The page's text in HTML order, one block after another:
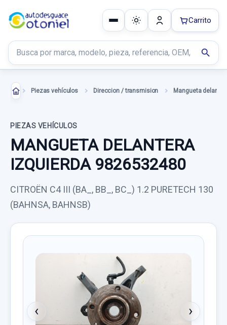
Buscar productos
search
Carrito
Piezas vehículos Direccion / transmision
PIEZAS VEHÍCULOS
MANGUETA DELANTERA
IZQUIERDA 9826532480
CITROËN C4 III (BA_, BB_, BC_) 1.2 PURETECH 130
(BAHNSA, BAHNSB)
‹ ›